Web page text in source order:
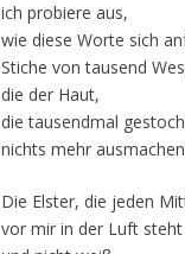
ich probiere aus,
wie diese Worte sich
Stiche von tausend
die der Haut,
die tausendmal
nichts mehr
Die Elster, die jeden
vor mir in der Luft steht